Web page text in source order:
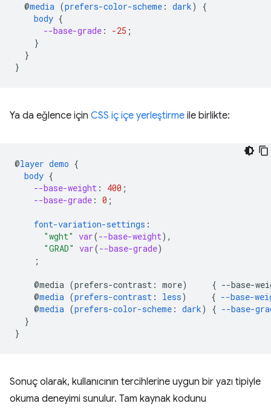
@media (prefers-color-scheme : dark)
{
body {
--base-grade : -25 ;
}
}
}
Ya da eğlence için CSS iç içe yerleştirme ile birlikte:
@layer demo {
body {
--base-weight : 400 ;
--base-grade : 0 ;
font-variation-settings :
"wght" var(--base-weight),
"GRAD" var(--base-grade)
;
@media (prefers-contrast : more) { --base-
@media (prefers-contrast : less) { --base-
@media (prefers-color-scheme : dark) { --base-
}
}
Sonuç olarak, kullanıcının tercihlerine uygun bir yazı tipiyle
okuma deneyimi sunulur. Tam kaynak kodunu